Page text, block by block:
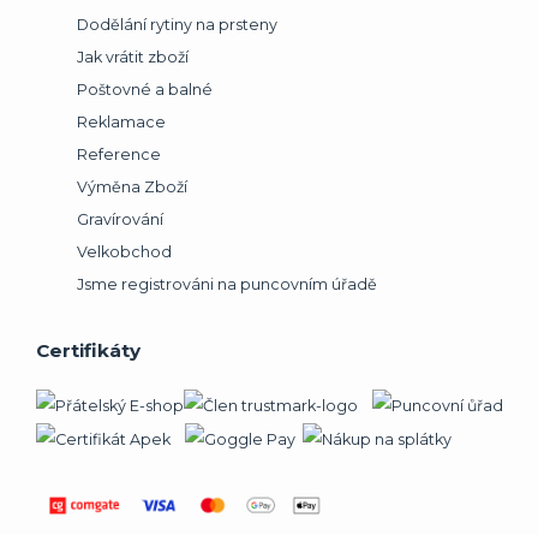
Dodělání rytiny na prsteny
Jak vrátit zboží
Poštovné a balné
Reklamace
Reference
Výměna Zboží
Gravírování
Velkobchod
Jsme registrováni na puncovním úřadě
Certifikáty